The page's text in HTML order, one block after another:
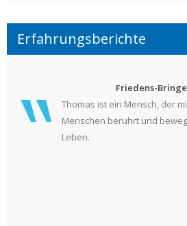
Erfahrungsberichte
Friedens-
Thomas ist ein Mensch, der
Menschen berührt und
Leben.